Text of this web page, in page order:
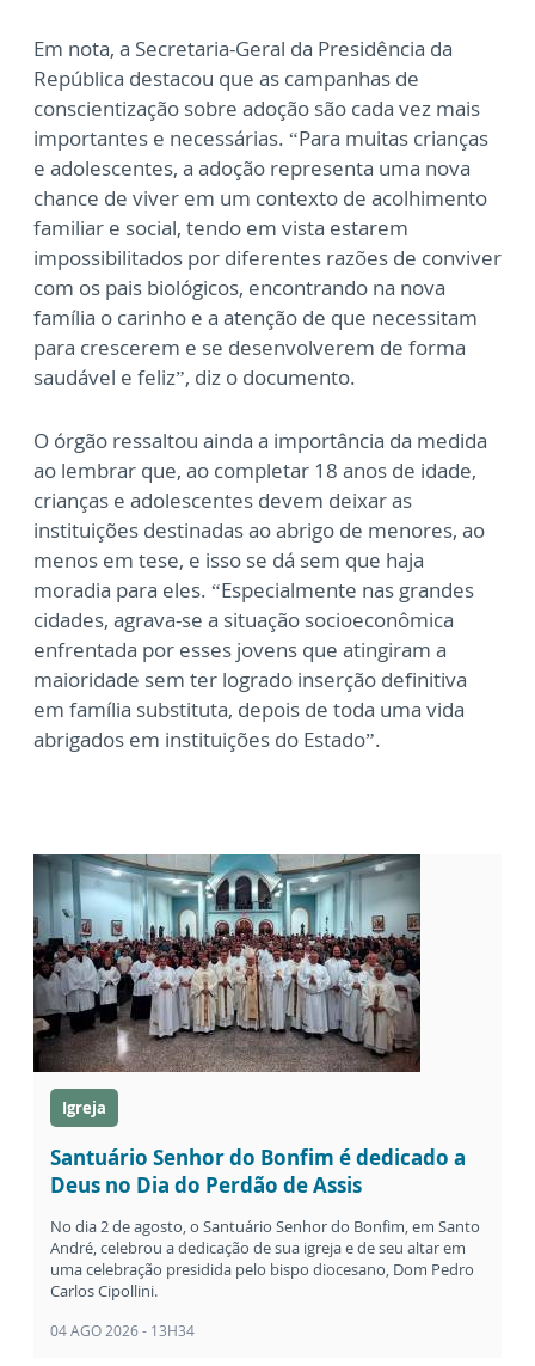
Em nota, a Secretaria-Geral da Presidência da
República destacou que as campanhas de
conscientização sobre adoção são cada vez mais
importantes e necessárias. “Para muitas crianças
e adolescentes, a adoção representa uma nova
chance de viver em um contexto de acolhimento
familiar e social, tendo em vista estarem
impossibilitados por diferentes razões de conviver
com os pais biológicos, encontrando na nova
família o carinho e a atenção de que necessitam
para crescerem e se desenvolverem de forma
saudável e feliz”, diz o documento.
O órgão ressaltou ainda a importância da medida
ao lembrar que, ao completar 18 anos de idade,
crianças e adolescentes devem deixar as
instituições destinadas ao abrigo de menores, ao
menos em tese, e isso se dá sem que haja
moradia para eles. “Especialmente nas grandes
cidades, agrava-se a situação socioeconômica
enfrentada por esses jovens que atingiram a
maioridade sem ter logrado inserção definitiva
em família substituta, depois de toda uma vida
abrigados em instituições do Estado”.
Igreja
Santuário Senhor do Bonfim é dedicado a
Deus no Dia do Perdão de Assis
No dia 2 de agosto, o Santuário Senhor do Bonfim, em Santo
André, celebrou a dedicação de sua igreja e de seu altar em
uma celebração presidida pelo bispo diocesano, Dom Pedro
Carlos Cipollini.
04 AGO 2026 - 13H34